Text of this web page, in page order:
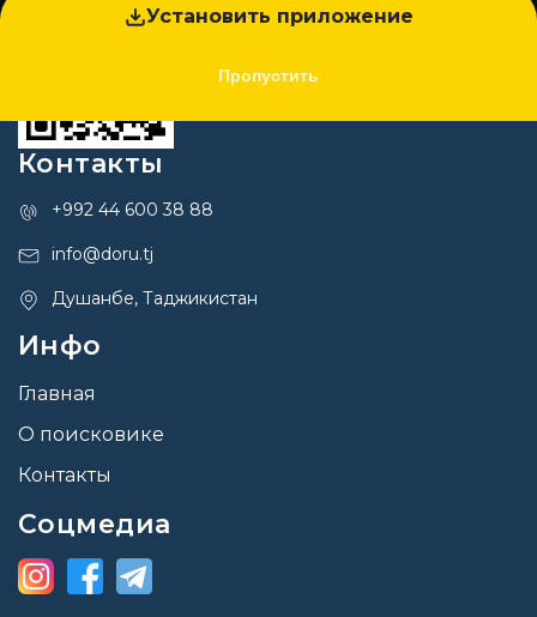
Установить приложение
Пропустить
Контакты
+992 44 600 38 88
info@doru.tj
Душанбе, Таджикистан
Инфо
Главная
О поисковике
Контакты
Соцмедиа